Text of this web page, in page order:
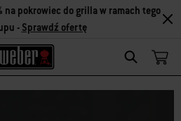
Search
pokrowiec do grilla w ramach tego
- Sprawdź ofertę